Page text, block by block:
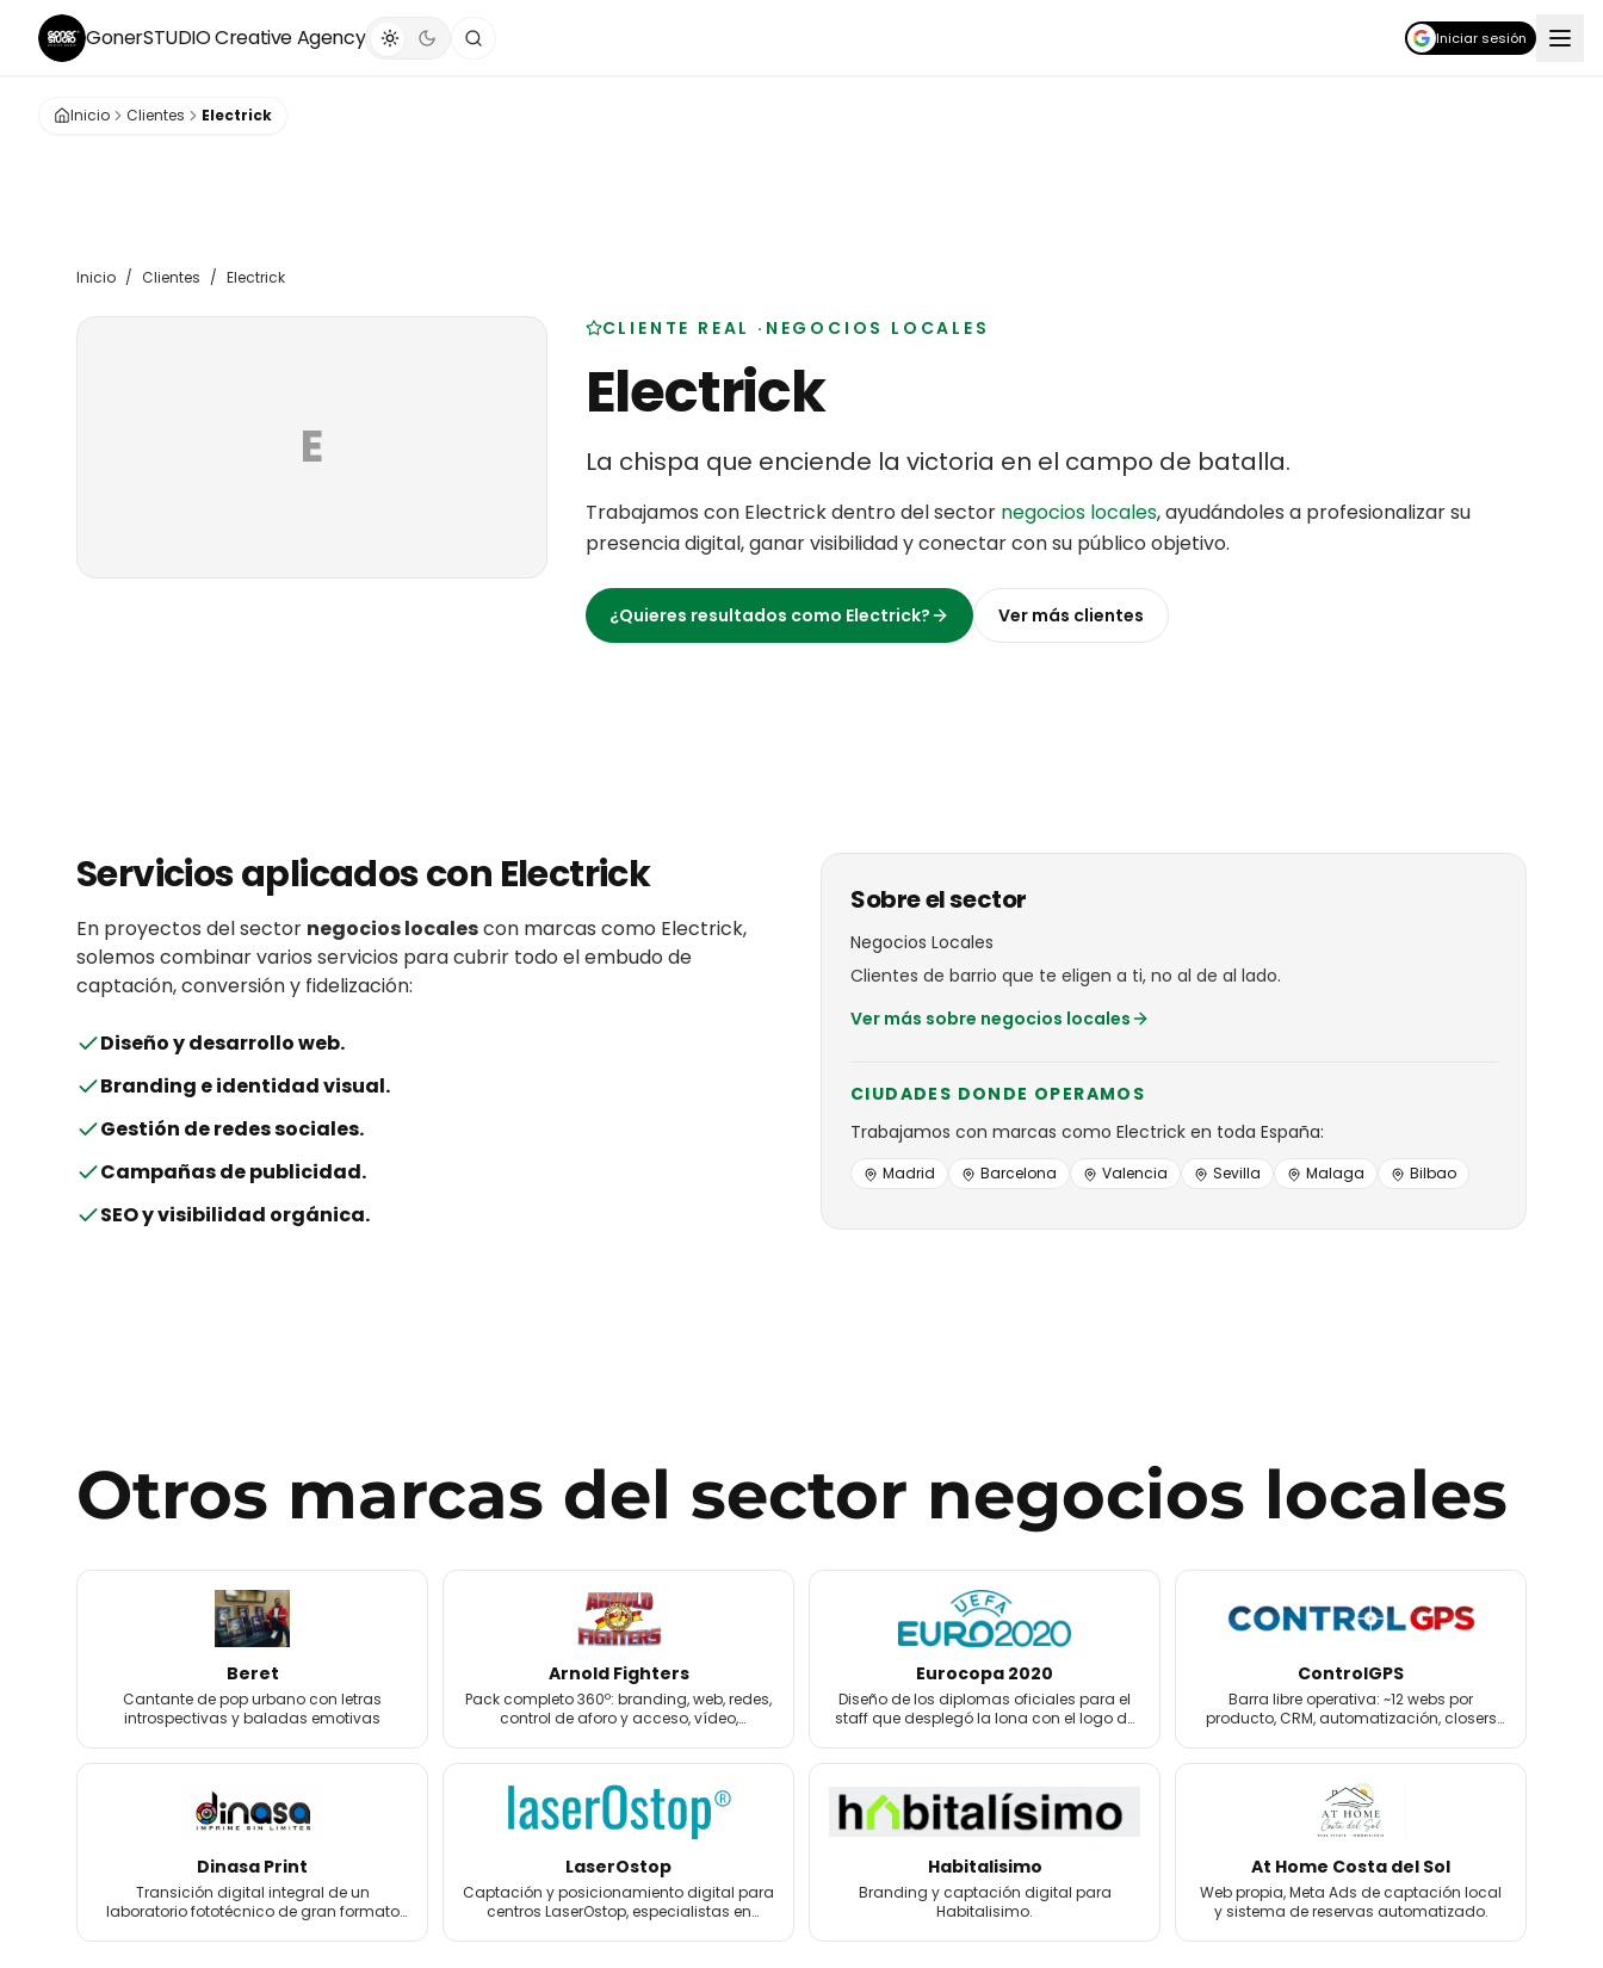
GonerSTUDIOCreative Agency Iniciar sesión
Inicio Clientes Electrick
Inicio / Clientes / Electrick
E
CLIENTE REAL · NEGOCIOS LOCALES
Electrick
La chispa que enciende la victoria en el campo de batalla.
Trabajamos con Electrickdentro del sector negocios locales,ayudándoles a profesionalizar su
presencia digital, ganar visibilidad y conectar con su público objetivo.
¿Quieres resultados como Electrick? Ver más clientes
Servicios aplicados con Electrick
En proyectos del sector negocios localescon marcas como Electrick,
solemos combinar varios servicios para cubrir todo el embudo de
captación, conversión y fidelización:
Diseño y desarrollo web.
Branding e identidad visual.
Gestión de redes sociales.
Campañas de publicidad.
SEO y visibilidad orgánica.
Sobre el sector
Negocios Locales
Clientes de barrio que te eligen a ti, no al de al lado.
Ver más sobre negocios locales
CIUDADES DONDE OPERAMOS
Trabajamos con marcas como Electrick en toda España:
Madrid Barcelona Valencia Sevilla Malaga Bilbao
Otros marcas del sector negocios locales
Beret
Cantante de pop urbano con letras
introspectivas y baladas emotivas
Arnold Fighters
Pack completo 360º: branding, web, redes,
control de aforo y acceso, vídeo,
Eurocopa 2020
Diseño de los diplomas oficiales para el
staff que desplegó la lona con el logo de
ControlGPS
Barra libre operativa: ~12 webs por
producto, CRM, automatización, closers
Dinasa Print
Transición digital integral de un
laboratorio fototécnico de gran formato
LaserOstop
Captación y posicionamiento digital para
centros LaserOstop, especialistas en
Habitalisimo
Branding y captación digital para
Habitalisimo.
At Home Costa del Sol
Web propia, Meta Ads de captación local
y sistema de reservas automatizado.